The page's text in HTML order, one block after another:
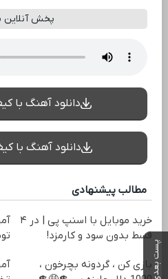
پست بعدی
پخش آنلاین
دانلود آهنگ با
دانلود آهنگ با
مطالب پیشنهادی
خرید موبایل با اسنپ پی | در ۴
قسط بدون سود و کارمزد!
بازی کن ، گردونه بچرخون ،